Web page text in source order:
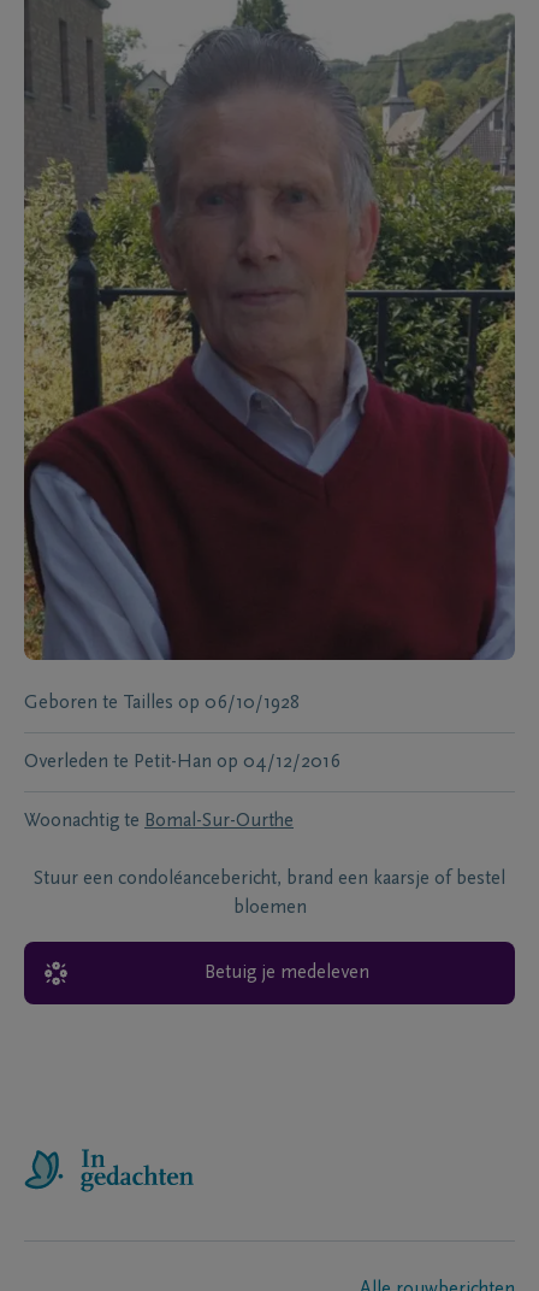
Geboren te Tailles op 06/10/1928
Overleden te Petit-Han op 04/12/2016
Woonachtig te Bomal-Sur-Ourthe
Stuur een condoléancebericht, brand een kaarsje of bestel
bloemen
Betuig je medeleven